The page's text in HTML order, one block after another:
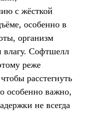
с жёсткой
особенно в
организм
влагу. Софтшелл
реже
расстегнуть
особенно важно,
не всегда